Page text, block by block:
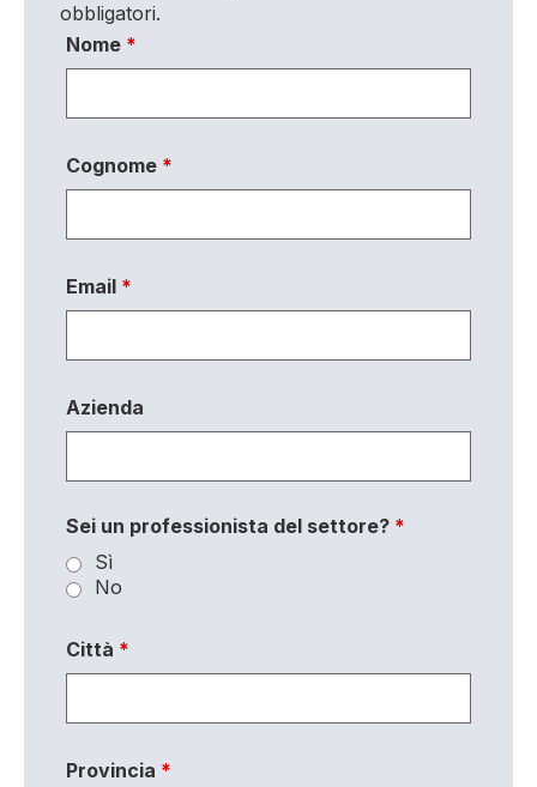
obbligatori.
Nome *
Cognome *
Email *
Azienda
Sei un professionista del settore? *
Sì
No
Città *
Provincia *